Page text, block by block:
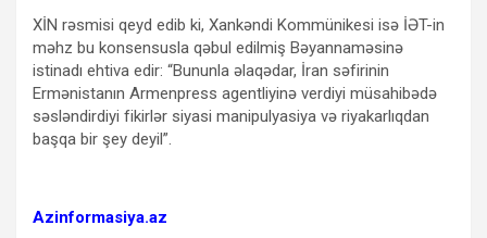
XİN rəsmisi qeyd edib ki, Xankəndi Kommünikesi isə İƏT-in
məhz bu konsensusla qəbul edilmiş Bəyannaməsinə
istinadı ehtiva edir: “Bununla əlaqədar, İran səfirinin
Ermənistanın Armenpress agentliyinə verdiyi müsahibədə
səsləndirdiyi fikirlər siyasi manipulyasiya və riyakarlıqdan
başqa bir şey deyil”.
Azinformasiya.az